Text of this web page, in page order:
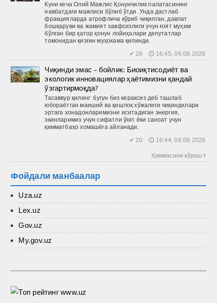
Куни кеча Олий Мажлис Қонунчилик палатасининг
навбатдаги мажлиси бўлиб ўтди. Унда дастлаб
фракцияларда атрофлича кўриб чиқилган, давлат
бошқаруви ва жамият хавфсизлиги учун ғоят муҳим
бўлган бир қатор қонун лойиҳалари депутатлар
томонидан қизғин муҳокама қилинди.
✔ 28 🕔 16:45, 06.08.2026
Чиқинди эмас – бойлик: Биоиқтисодиёт ва
экологик инновациялар ҳаётимизни қандай
ўзгартирмоқда?
Тасаввур қилинг: бугун биз кераксиз деб ташлаб
юбораётган маиший ва қиш­лоқ хўжалиги чиқиндилари
эртага хонадонларимизни иситадиган энергия,
экинларимиз учун сифатли ўғит ёки саноат учун
қимматбаҳо хомашёга айланади.
✔ 20 🕔 16:44, 06.08.2026
Ҳаммасини кўриш 
Фойдали манбаалар
Uza.uz
Lex.uz
Gov.uz
My.gov.uz